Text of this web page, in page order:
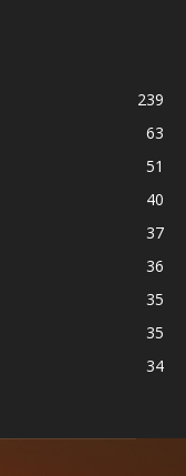
239
63
51
40
37
36
35
35
34